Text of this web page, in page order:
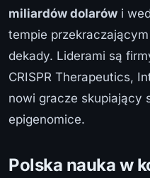
miliardów dolarów i
tempie
dekady. Liderami są
CRISPR Therapeutics,
nowi gracze skupiający
epigenomice.
Polska nauka w